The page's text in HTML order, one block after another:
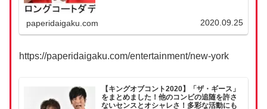
paperidaigaku.com 2020.09.25
https://paperidaigaku.com/entertainment/new-york
【キングオブコント2020】「ザ・ギース」
をまとめました！他のコンビの追随を許さ
ないセンスとオシャレさ！多彩な活動にも